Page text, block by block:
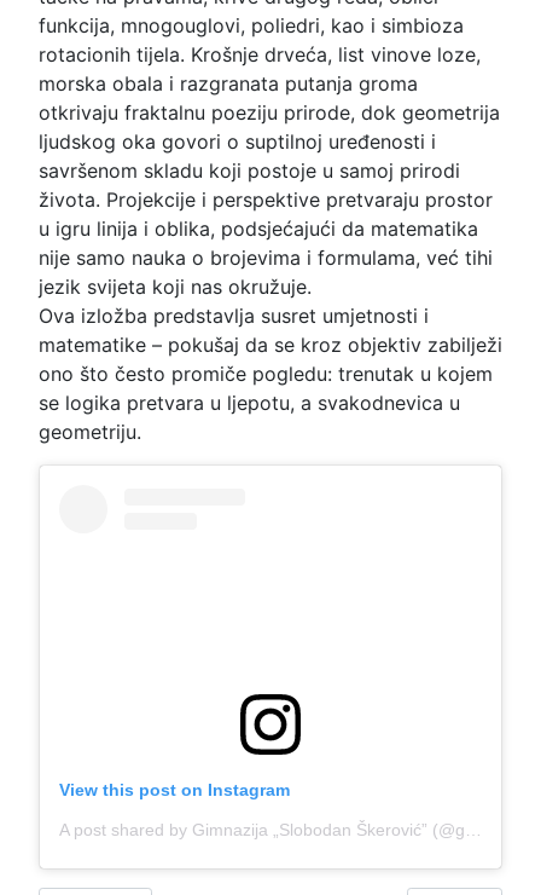
funkcija, mnogouglovi, poliedri, kao i simbioza
rotacionih tijela. Krošnje drveća, list vinove loze,
morska obala i razgranata putanja groma
otkrivaju fraktalnu poeziju prirode, dok geometrija
ljudskog oka govori o suptilnoj uređenosti i
savršenom skladu koji postoje u samoj prirodi
života. Projekcije i perspektive pretvaraju prostor
u igru linija i oblika, podsjećajući da matematika
nije samo nauka o brojevima i formulama, već tihi
jezik svijeta koji nas okružuje.
Ova izložba predstavlja susret umjetnosti i
matematike – pokušaj da se kroz objektiv zabilježi
ono što često promiče pogledu: trenutak u kojem
se logika pretvara u ljepotu, a svakodnevica u
geometriju.
View this post on Instagram
A post shared by Gimnazija „Slobodan Škerović” (@gimnazijaslobodanskerovic)